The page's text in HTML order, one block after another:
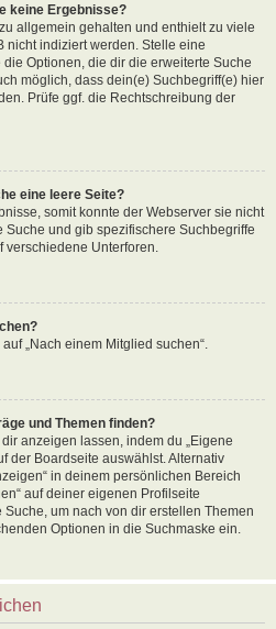
keine Ergebnisse?
allgemein gehalten und enthielt zu viele
nicht indiziert werden. Stelle eine
Optionen, die dir die erweiterte Suche
möglich, dass dein(e) Suchbegriff(e) hier
Prüfe ggf. die Rechtschreibung der
eine leere Seite?
somit konnte der Webserver sie nicht
und gib spezifischere Suchbegriffe
Unterforen.
„Nach einem Mitglied suchen“.
und Themen finden?
anzeigen lassen, indem du „Eigene
der Boardseite auswählst. Alternativ
in deinem persönlichen Bereich
auf deiner eigenen Profilseite
um nach von dir erstellen Themen
Optionen in die Suchmaske ein.